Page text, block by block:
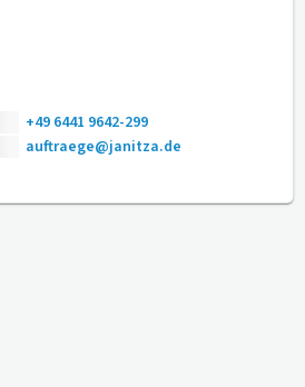
+49 6441 9642-299
auftraege@janitza.de